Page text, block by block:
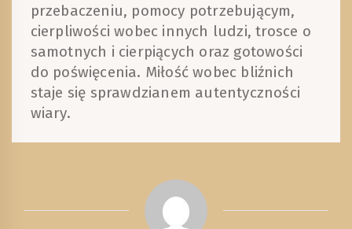
przebaczeniu, pomocy potrzebującym,
cierpliwości wobec innych ludzi, trosce o
samotnych i cierpiących oraz gotowości
do poświęcenia. Miłość wobec bliźnich
staje się sprawdzianem autentyczności
wiary.